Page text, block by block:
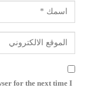
for the next time I